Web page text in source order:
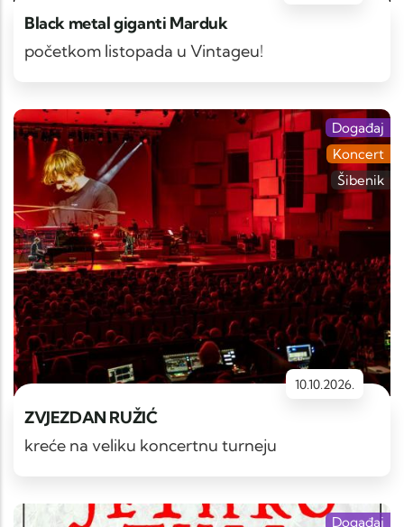
Black metal giganti Marduk
početkom listopada u Vintageu!
10.10.2026.
ZVJEZDAN RUŽIĆ
kreće na veliku koncertnu turneju
Događaj
Koncert
Šibenik
Događaj